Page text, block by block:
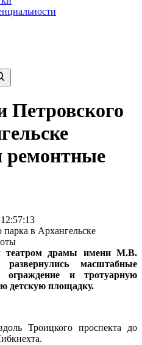
Петровского
ремонтные
театром драмы имени М.В.
масштабные
ограждение и тротуарную
детскую площадку.
Троицкого проспекта до